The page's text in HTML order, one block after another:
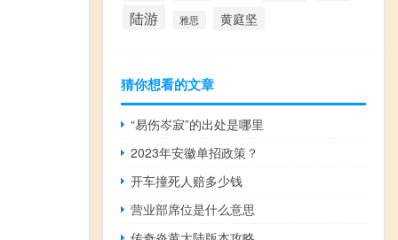
陆游 雅思 黄庭坚
猜你想看的文章
“易伤岑寂”的出处是哪里
2023年安徽单招政策？
开车撞死人赔多少钱
营业部席位是什么意思